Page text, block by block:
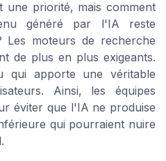
une priorité, mais comment
généré par l'IA reste
Les moteurs de recherche
de plus en plus exigeants.
qui apporte une véritable
Ainsi, les équipes
éviter que l'IA ne produise
qui pourraient nuire